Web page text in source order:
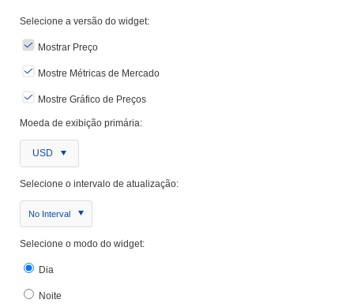
Selecione a versão do widget:
Mostrar Preço
Mostre Métricas de Mercado
Mostre Gráfico de Preços
Moeda de exibição primária:
USD
Selecione o intervalo de atualização:
No Interval
Selecione o modo do widget:
Dia
Noite